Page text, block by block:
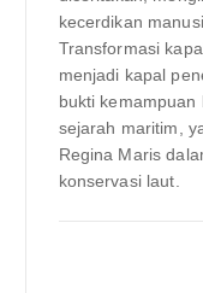
kecerdikan
Transformasi
menjadi kapal
bukti
sejarah maritim,
Regina Maris
konservasi laut.